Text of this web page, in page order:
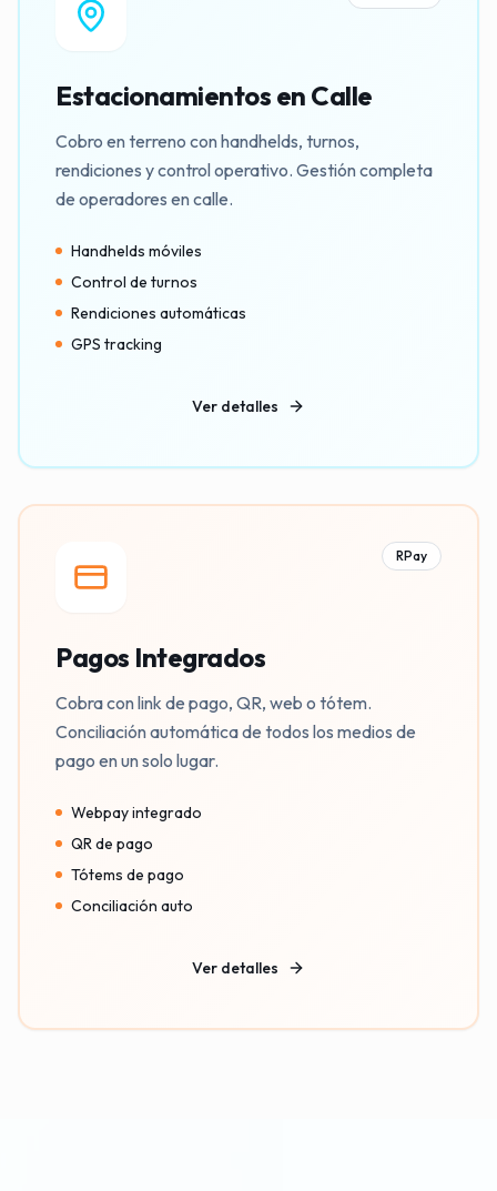
Estacionamientos en Calle
Cobro en terreno con handhelds, turnos,
rendiciones y control operativo. Gestión completa
de operadores en calle.
Handhelds móviles
Control de turnos
Rendiciones automáticas
GPS tracking
Ver detalles
RPay
Pagos Integrados
Cobra con link de pago, QR, web o tótem.
Conciliación automática de todos los medios de
pago en un solo lugar.
Webpay integrado
QR de pago
Tótems de pago
Conciliación auto
Ver detalles